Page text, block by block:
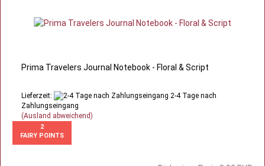
Prima Travelers Journal Notebook - Floral & Script
Lieferzeit:
2-4 Tage nach
Zahlungseingang
(Ausland abweichend)
2
FAIRY POINTS